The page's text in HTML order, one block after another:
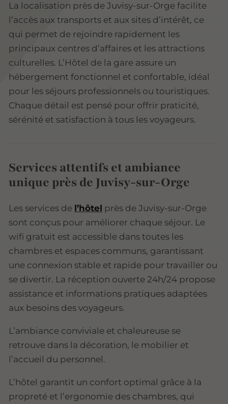
La localisation près de Juvisy-sur-Orge facilite
l’accès aux transports et aux sites d’intérêt, ce
qui permet de rejoindre rapidement les
principaux centres d’affaires et les attractions
culturelles. L’Hôtel de la gare assure un
hébergement fonctionnel et confortable, idéal
pour les séjours professionnels ou touristiques.
Chaque détail est pensé pour offrir praticité,
sérénité et satisfaction à tous les voyageurs.
Services attentifs et ambiance
unique près de Juvisy-sur-Orge
Les services de l’hôtel près de Juvisy-sur-Orge
sont conçus pour améliorer chaque séjour. Le
wifi gratuit est accessible dans toutes les
chambres et espaces communs, garantissant
une connexion stable et rapide pour travailler ou
se divertir. La réception ouverte 24h/24 propose
assistance et informations pratiques adaptées
aux besoins des voyageurs.
L’ambiance conviviale et chaleureuse se
retrouve dans la décoration, le mobilier et
l’accueil du personnel.
L’hôtel garantit un confort optimal grâce à la
propreté et l’ergonomie des chambres, qui